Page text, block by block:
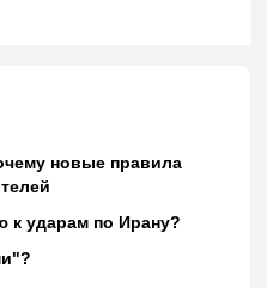
новые правила
к ударам по Ирану?